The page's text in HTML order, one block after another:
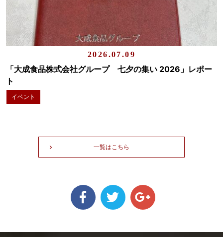
2026.07.09
「大成食品株式会社グループ 七夕の集い 2026」レポー
ト
イベント
一覧はこちら